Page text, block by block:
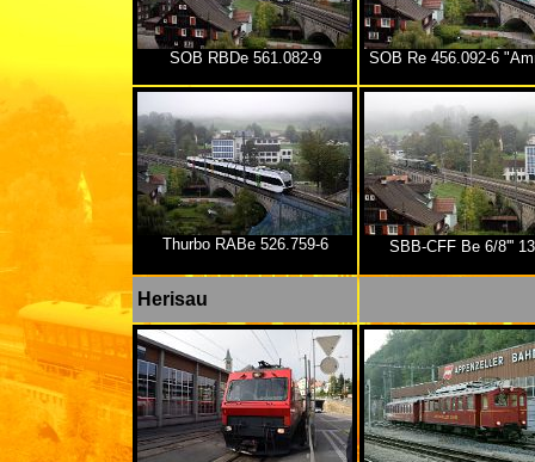
SOB RBDe 561.082-9 SOB Re 456.092-6
Thurbo RABe 526.759-6 SBB-CFF Be 6/8'''
Herisau